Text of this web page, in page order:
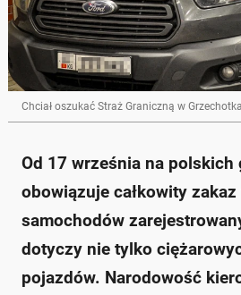
Chciał oszukać Straż Graniczną w
Od 17 września na polskich
obowiązuje całkowity
samochodów
dotyczy nie tylko
pojazdów. Narodowość